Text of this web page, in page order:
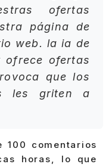
ofertas
página de
web. la ia de
ofrece ofertas
que los
les griten a
100 comentarios
horas, lo que